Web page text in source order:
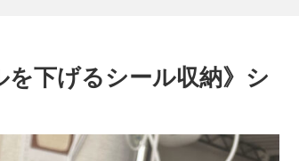
下げるシール収納》シ